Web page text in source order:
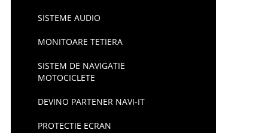
SISTEME AUDIO
MONITOARE TETIERA
SISTEM DE NAVIGATIE
MOTOCICLETE
DEVINO PARTENER NAVI-IT
PROTECTIE ECRAN